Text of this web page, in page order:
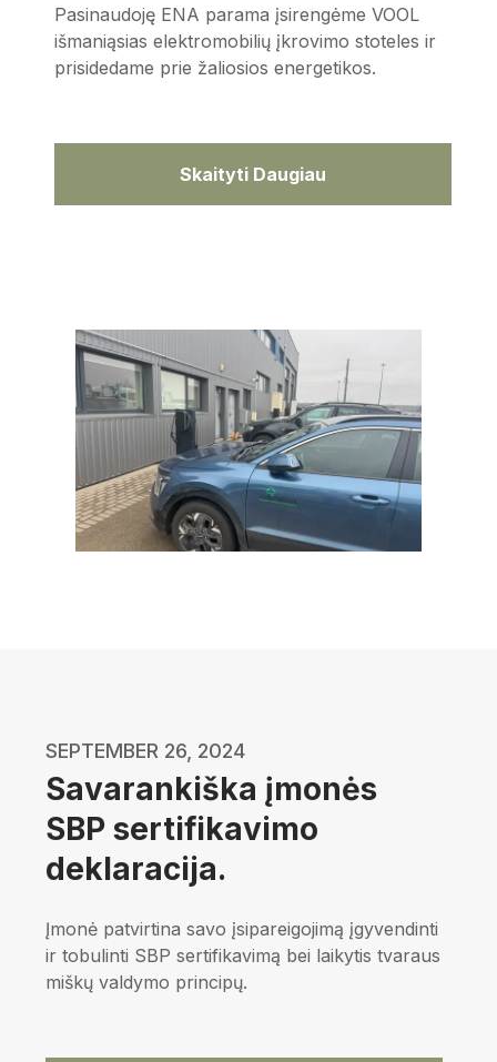
Pasinaudoję ENA parama įsirengėme VOOL
išmaniąsias elektromobilių įkrovimo stoteles ir
prisidedame prie žaliosios energetikos.
Skaityti Daugiau
SEPTEMBER 26, 2024
Savarankiška įmonės
SBP sertifikavimo
deklaracija.
Įmonė patvirtina savo įsipareigojimą įgyvendinti
ir tobulinti SBP sertifikavimą bei laikytis tvaraus
miškų valdymo principų.